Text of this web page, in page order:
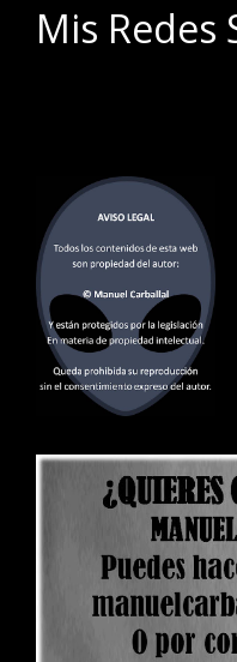
Mis Redes